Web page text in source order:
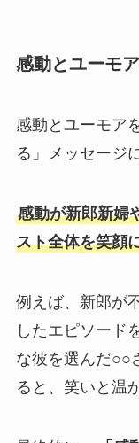
感動とユーモ
感動とユーモア
る」メッセージ
感動が新郎新婦
スト全体を笑顔
例えば、新郎が
したエピソード
な彼を選んだ○○
ると、笑いと温